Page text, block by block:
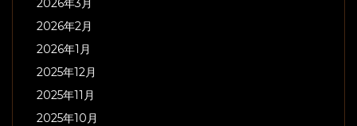
2026年2月
2026年1月
2025年12月
2025年11月
2025年10月